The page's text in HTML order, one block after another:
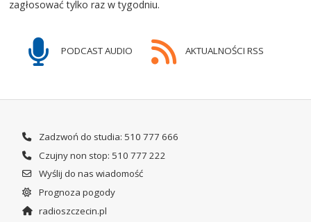
zagłosować tylko raz w tygodniu.
PODCAST AUDIO AKTUALNOŚCI RSS
Zadzwoń do studia: 510 777 666
Czujny non stop: 510 777 222
Wyślij do nas wiadomość
Prognoza pogody
radioszczecin.pl